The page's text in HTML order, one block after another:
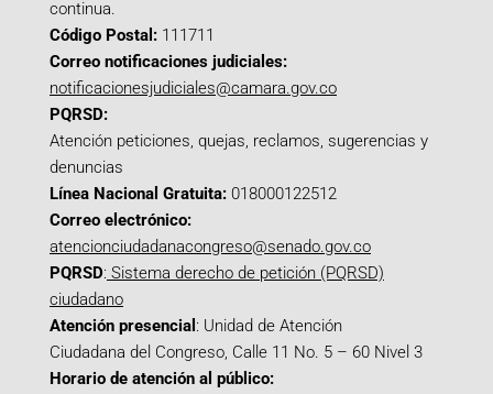
continua.
Código Postal: 111711
Correo notificaciones judiciales:
notificacionesjudiciales@camara.gov.co
PQRSD:
Atención peticiones, quejas, reclamos, sugerencias y
denuncias
Línea Nacional Gratuita: 018000122512
Correo electrónico:
atencionciudadanacongreso@senado.gov.co
PQRSD: Sistema derecho de petición (PQRSD)
ciudadano
Atención presencial : Unidad de Atención
Ciudadana del Congreso, Calle 11 No. 5 – 60 Nivel 3
Horario de atención al público: